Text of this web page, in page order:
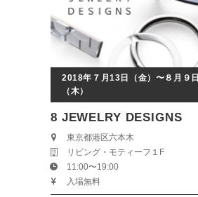
2018年７月13日（金）〜８月９日
（木）
8 JEWELRY DESIGNS
東京都港区六本木
リビング・モティーフ１F
11:00〜19:00
入場無料